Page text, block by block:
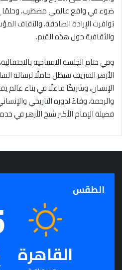
ضوء في واقع عالمي مضطرب، وحلمًا
توافرت الإرادة الصادقة، والتفاف
والثقافية حول هذه القيم.
وفي ختام الجلسة الافتتاحية
الأزهر الشريف سيظل حاملًا لرسالة
الإنسان، وشريكًا فاعلًا في بناء عالم
والرحمة، وفاءً لدوره التاريخي
فضيلة الإمام الأكبر شيخ الأزهر في
الطقس
القاهرة